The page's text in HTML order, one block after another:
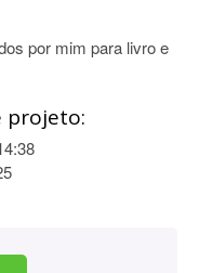
por mim para livro e
projeto: